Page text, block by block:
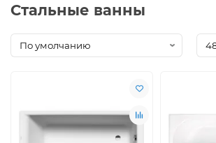
Стальные ванны